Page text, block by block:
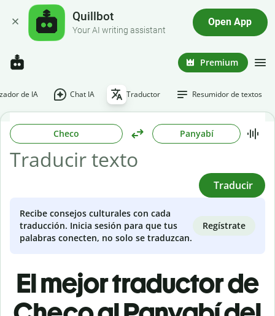
Quillbot
Your AI writing assistant
Open App
Premium
de IA Chat IA Traductor Resumidor de textos
Checo Panyabí
Traducir
Recibe consejos culturales con cada
traducción. Inicia sesión para que tus
palabras conecten, no solo se traduzcan.
Regístrate
El mejor traductor de